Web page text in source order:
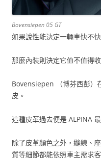
Bovensiepen 05 GT
如果說性能決定一輛車快不快
那麼內裝則決定它值不值得收
Bovensiepen （博芬西彭）
皮。
這種皮革過去便是 ALPINA
除了皮革顏色之外，縫線、
質等細節都能依照車主需求客